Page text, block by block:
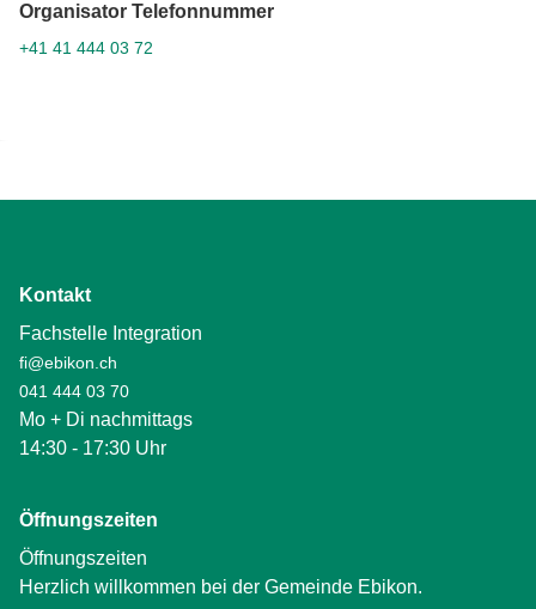
Organisator Telefonnummer
+41 41 444 03 72
Kontakt
Fachstelle Integration
fi@ebikon.ch
041 444 03 70
Mo + Di nachmittags
14:30 - 17:30 Uhr
Öffnungszeiten
Öffnungszeiten
Herzlich willkommen bei der Gemeinde Ebikon.